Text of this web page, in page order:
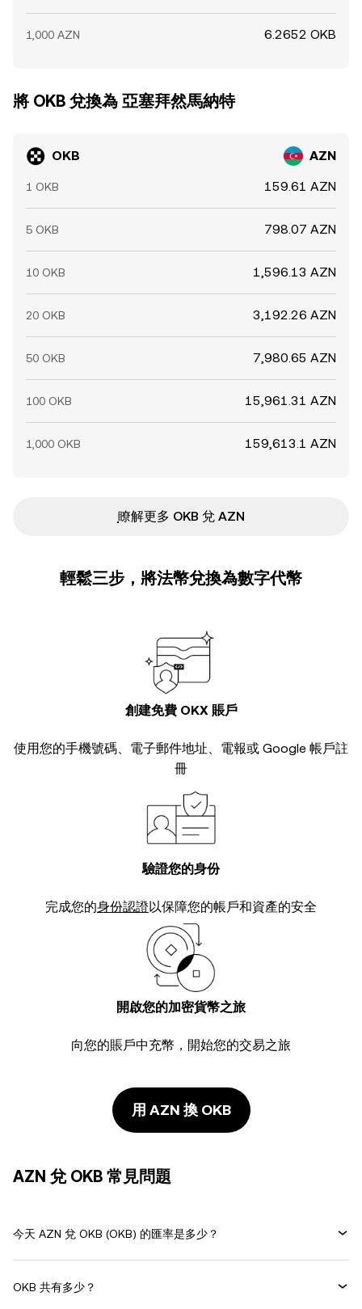
1,000 AZN 6.2652 OKB
將 OKB 兌換為 亞塞拜然馬納特
OKB AZN
1 OKB 159.61 AZN
5 OKB 798.07 AZN
10 OKB 1,596.13 AZN
20 OKB 3,192.26 AZN
50 OKB 7,980.65 AZN
100 OKB 15,961.31 AZN
1,000 OKB 159,613.1 AZN
ִִִִִִִִִִִִִִִִִִִִִִִִִִִִִִִִִִִִִִִִִִִִִִִ瞭解更多 OKB 兌 AZN
輕鬆三步，將法幣兌換為數字代幣
創建免費 OKX 賬戶
使用您的手機號碼、電子郵件地址、電報或 Google 帳戶註
冊
驗證您的身份
完成您的身份認證以保障您的帳戶和資產的安全
開啟您的加密貨幣之旅
向您的賬戶中充幣，開始您的交易之旅
用 AZN 換 OKB
AZN 兌 OKB 常見問題
今天 AZN 兌 OKB (OKB) 的匯率是多少？
OKB 共有多少？